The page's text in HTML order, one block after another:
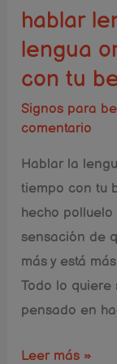
hablar
lengua
con tu
Signos para
comentario
Hablar la
tiempo con tu
hecho
sensación de
más y está
Todo lo quiere
pensado en
lengua
oral
al
mismo
tiempo
tu
bebé
oyente
Leer más »